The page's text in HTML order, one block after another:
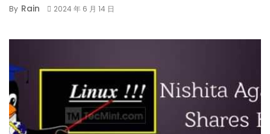
By Rain 2024 年 6 月 14 日